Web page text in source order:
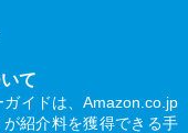
て
イドは、Amazon.co.jp
紹介料を獲得できる手